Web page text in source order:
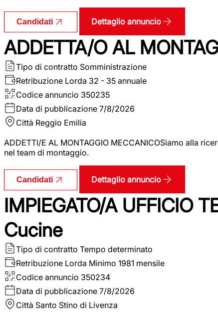
Candidati Dettaglio annuncio
ADDETTA/O AL
Tipo di contratto Somministrazione
Retribuzione Lorda 32 - 35 annuale
Codice annuncio 350235
Data di pubblicazione 7/8/2026
Città Reggio Emilia
ADDETTI/E AL MONTAGGIO MECCANICOSiamo alla
nel team di montaggio.
Candidati Dettaglio annuncio
IMPIEGATO/A UFFICIO
Cucine
Tipo di contratto Tempo determinato
Retribuzione Lorda Minimo 1981 mensile
Codice annuncio 350234
Data di pubblicazione 7/8/2026
Città Santo Stino di Livenza